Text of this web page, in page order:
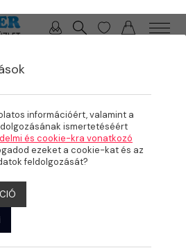
információért, valamint a
ismertetéséért
és cookie-kra vonatkozó
ezeket a cookie-kat és az
feldolgozását?